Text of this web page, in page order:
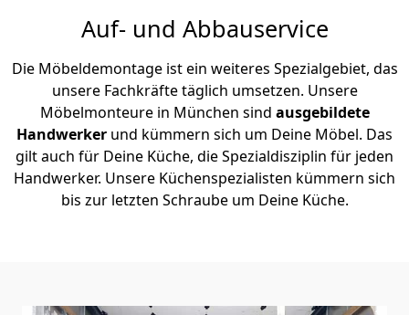
Auf- und Abbauservice
Die Möbeldemontage ist ein weiteres Spezialgebiet, das
unsere Fachkräfte täglich umsetzen. Unsere
Möbelmonteure in München sind ausgebildete
Handwerker und kümmern sich um Deine Möbel. Das
gilt auch für Deine Küche, die Spezialdisziplin für jeden
Handwerker. Unsere Küchenspezialisten kümmern sich
bis zur letzten Schraube um Deine Küche.